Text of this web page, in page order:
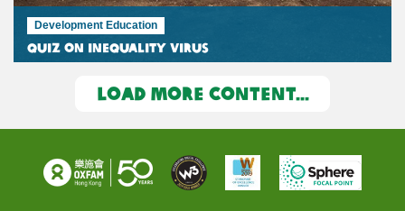
Development Education
Quiz on Inequality Virus
LOAD MORE CONTENT...